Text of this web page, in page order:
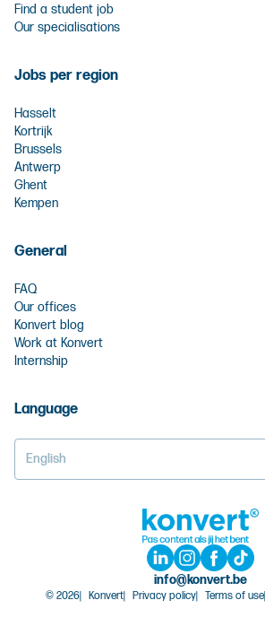
Find a student job
Our specialisations
Jobs per region
Hasselt
Kortrijk
Brussels
Antwerp
Ghent
Kempen
General
FAQ
Our offices
Konvert blog
Work at Konvert
Internship
Language
English
info@konvert.be
© 2026 Konvert Privacy policy Terms of use